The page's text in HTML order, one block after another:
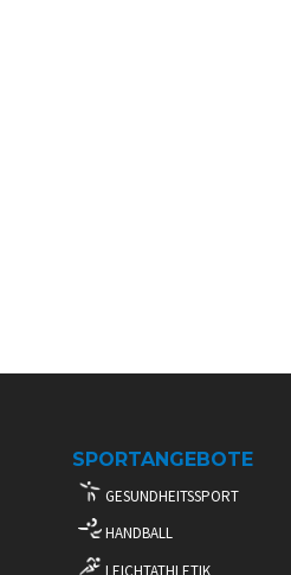
SPORTANGEBOTE
GESUNDHEITSSPORT
HANDBALL
LEICHTATHLETIK